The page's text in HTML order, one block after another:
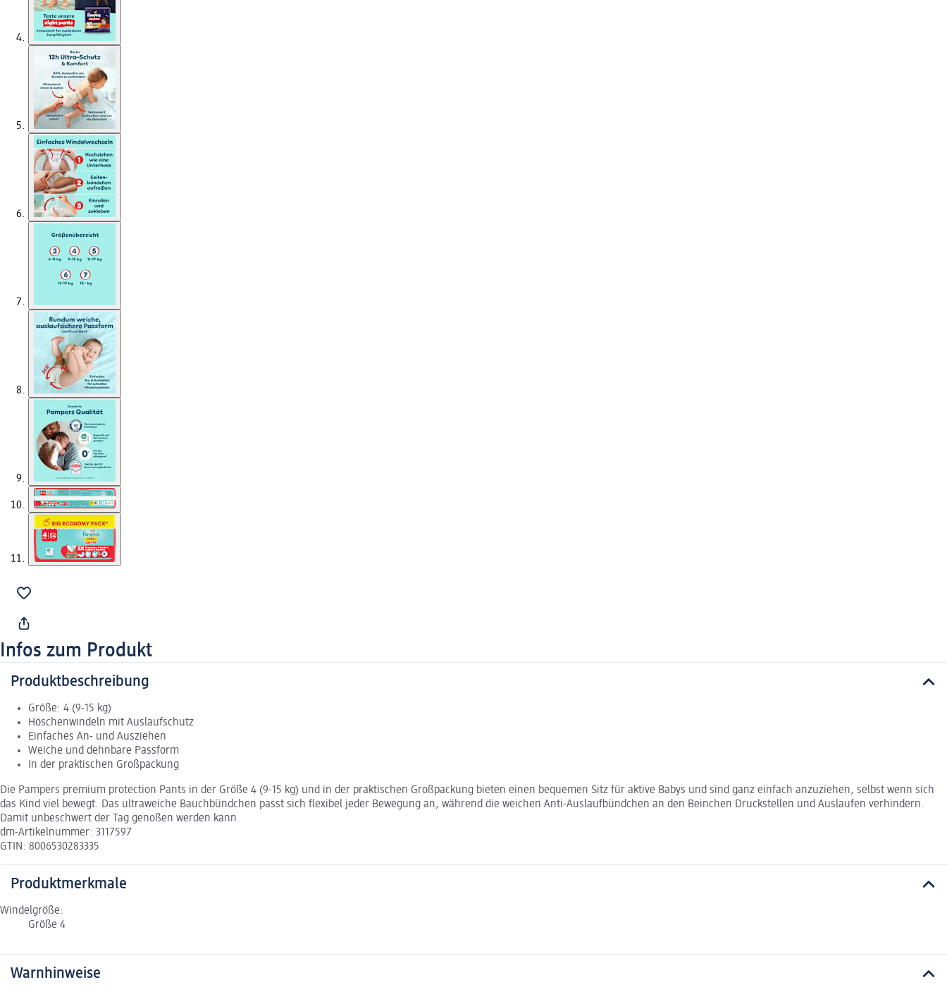
Infos zum Produkt
Produktbeschreibung
Größe: 4 (9-15 kg)
Höschenwindeln mit Auslaufschutz
Einfaches An- und Ausziehen
Weiche und dehnbare Passform
In der praktischen Großpackung
Die Pampers premium protection Pants in der Größe 4 (9-15 kg) und in der praktischen Großpackung bieten einen bequemen Sitz für aktive Babys und sind ganz einfach anzuziehen, selbst wenn sich
das Kind viel bewegt. Das ultraweiche Bauchbündchen passt sich flexibel jeder Bewegung an, während die weichen Anti-Auslaufbündchen an den Beinchen Druckstellen und Auslaufen verhindern.
Damit unbeschwert der Tag genoßen werden kann.
dm-Artikelnummer: 3117597
GTIN: 8006530283335
Produktmerkmale
Windelgröße:
Größe 4
Warnhinweise